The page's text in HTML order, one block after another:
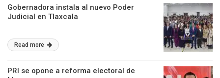
Gobernadora instala al nuevo Poder
Judicial en Tlaxcala
Read more
PRI se opone a reforma electoral de